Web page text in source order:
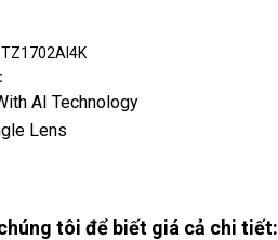
TZ1702AI4K
AI Technology
Lens
tôi để biết giá cả chi tiết: